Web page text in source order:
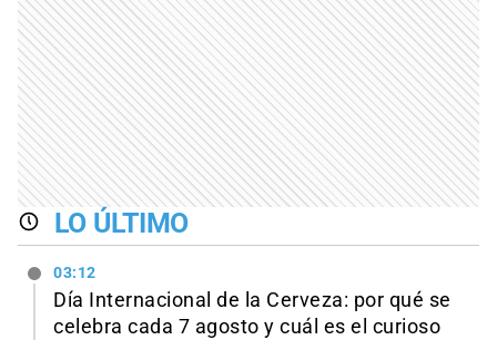
LO ÚLTIMO
03:12
Día Internacional de la Cerveza: por qué se
celebra cada 7 agosto y cuál es el curioso